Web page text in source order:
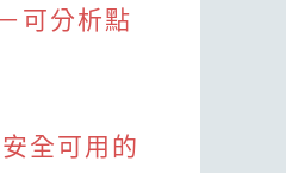
可分析點
全可用的